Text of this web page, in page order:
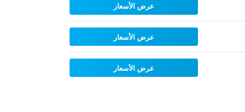
عرض الأسعار
عرض الأسعار
عرض الأسعار